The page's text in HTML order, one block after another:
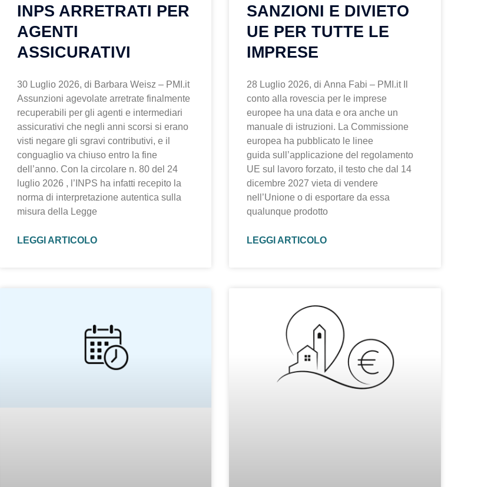
INPS ARRETRATI PER
AGENTI
ASSICURATIVI
30 Luglio 2026, di Barbara Weisz – PMI.it
Assunzioni agevolate arretrate finalmente
recuperabili per gli agenti e intermediari
assicurativi che negli anni scorsi si erano
visti negare gli sgravi contributivi, e il
conguaglio va chiuso entro la fine
dell’anno. Con la circolare n. 80 del 24
luglio 2026 , l’INPS ha infatti recepito la
norma di interpretazione autentica sulla
misura della Legge
LEGGI ARTICOLO
SANZIONI E DIVIETO
UE PER TUTTE LE
IMPRESE
28 Luglio 2026, di Anna Fabi – PMI.it Il
conto alla rovescia per le imprese
europee ha una data e ora anche un
manuale di istruzioni. La Commissione
europea ha pubblicato le linee
guida sull’applicazione del regolamento
UE sul lavoro forzato, il testo che dal 14
dicembre 2027 vieta di vendere
nell’Unione o di esportare da essa
qualunque prodotto
LEGGI ARTICOLO